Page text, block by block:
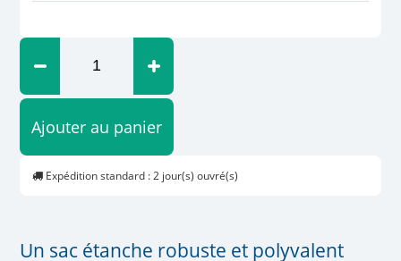
Ajouter au panier
Expédition standard : 2 jour(s) ouvré(s)
Un sac étanche robuste et polyvalent